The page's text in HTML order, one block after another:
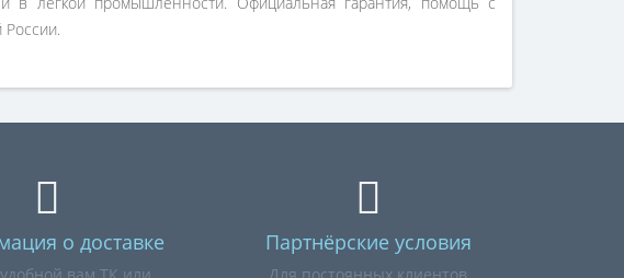
России.
о доставке Партнёрские условия